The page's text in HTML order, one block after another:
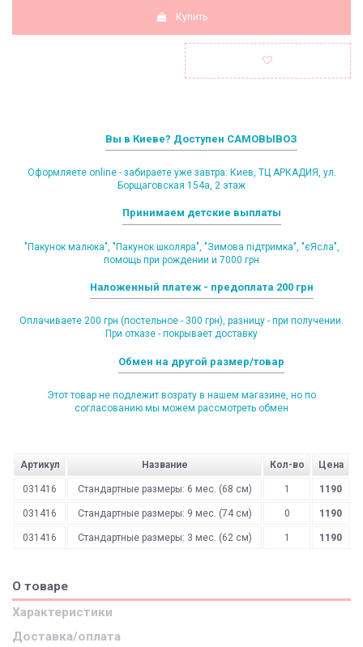
Купить
Вы в Киеве? Доступен САМОВЫВОЗ
Оформляете online - забираете уже завтра: Киев, ТЦ АРКАДИЯ, ул.
Борщаговская 154а, 2 этаж
Принимаем детские выплаты
"Пакунок малюка", "Пакунок школяра", "Зимова підтримка", "єЯсла",
помощь при рождении и 7000 грн
Наложенный платеж - предоплата 200 грн
Оплачиваете 200 грн (постельное - 300 грн), разницу - при получении.
При отказе - покрывает доставку
Обмен на другой размер/товар
Этот товар не подлежит возрату в нашем магазине, но по
согласованию мы можем рассмотреть обмен
Артикул Название Кол-во Цена
031416 Стандартные размеры: 6 мес. (68 см) 1 1190
031416 Стандартные размеры: 9 мес. (74 см) 0 1190
031416 Стандартные размеры: 3 мес. (62 см) 1 1190
О товаре
Характеристики
Доставка/оплата